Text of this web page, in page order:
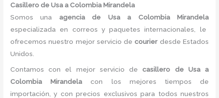
Casillero de Usa a Colombia Mirandela
Somos una agencia de Usa a Colombia Mirandela
especializada en correos y paquetes internacionales, le
ofrecemos nuestro mejor servicio de courier desde Estados
Unidos.
Contamos con el mejor servicio de casillero de Usa a
Colombia Mirandela con los mejores tiempos de
importación, y con precios exclusivos para todos nuestros